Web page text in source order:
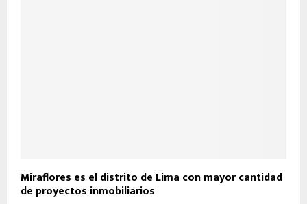
Miraflores es el distrito de Lima con mayor cantidad
de proyectos inmobiliarios